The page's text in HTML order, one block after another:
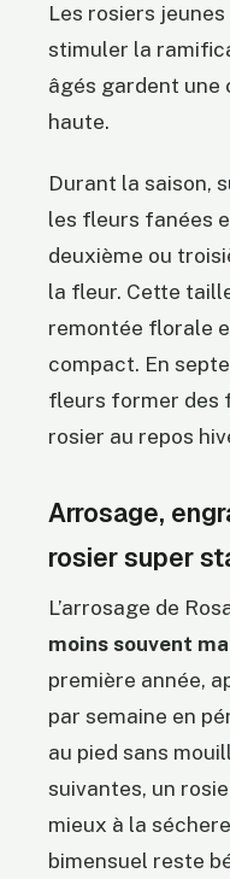
Les rosiers
stimuler la
âgés gardent une
haute.
Durant la saison,
les fleurs fanées
deuxième ou
la fleur. Cette
remontée florale
compact. En
fleurs former des
rosier au repos
Arrosage,
rosier super
L’arrosage de
moins souvent
première année,
par semaine en
au pied sans
suivantes, un
mieux à la
bimensuel reste